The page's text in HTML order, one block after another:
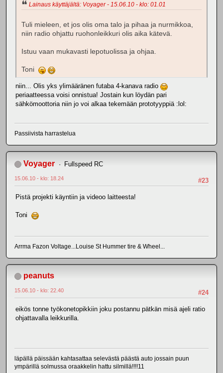
Lainaus käyttäjältä: Voyager - 15.06.10 - klo: 01.01
Tuli mieleen, et jos olis oma talo ja pihaa ja nurmikkoa,
niin radio ohjattu ruohonleikkuri olis aika kätevä.
Istuu vaan mukavasti lepotuolissa ja ohjaa.
Toni
niin... Olis yks ylimääränen futaba 4-kanava radio
periaatteessa voisi onnistua! Jostain kun löydän pari
sähkömoottoria niin jo voi alkaa tekemään prototyyppiä :lol:
Passiivista harrastelua
Voyager Fullspeed RC
#23
15.06.10 - klo: 18.24
Pistä projekti käyntiin ja videoo laitteesta!
Toni
Arrma Fazon Voltage...Louise St Hummer tire & Wheel...
peanuts
#24
15.06.10 - klo: 22.40
eikös tonne työkonetopikkiin joku postannu pätkän misä ajeli ratio
ohjattavalla leikkurilla.
läpällä päissään kahtasattaa selevästä päästä auto jossain puun
ympärillä solmussa oraakkelin hattu silmillä!!!!11